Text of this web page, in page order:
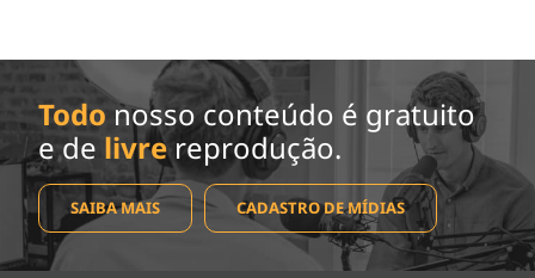
Todo nosso conteúdo é gratuito
e de livrereprodução.
SAIBA MAIS CADASTRO DE MÍDIAS